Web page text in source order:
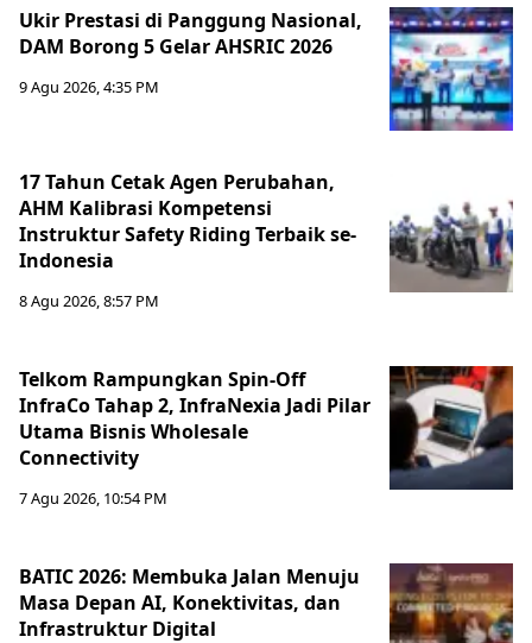
Ukir Prestasi di Panggung Nasional,
DAM Borong 5 Gelar AHSRIC 2026
9 Agu 2026, 4:35 PM
17 Tahun Cetak Agen Perubahan,
AHM Kalibrasi Kompetensi
Instruktur Safety Riding Terbaik se-
Indonesia
8 Agu 2026, 8:57 PM
Telkom Rampungkan Spin-Off
InfraCo Tahap 2, InfraNexia Jadi Pilar
Utama Bisnis Wholesale
Connectivity
7 Agu 2026, 10:54 PM
BATIC 2026: Membuka Jalan Menuju
Masa Depan AI, Konektivitas, dan
Infrastruktur Digital